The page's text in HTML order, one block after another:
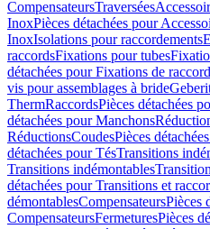
CompensateursTraversées
InoxPièces détachées pour
InoxIsolations pour raccordements
raccordsFixations pour tubes
détachées pour Fixations de
vis pour assemblages à bride
ThermRaccordsPièces détachées
détachées pour Manchons
RéductionsCoudesPièces
détachées pour TésTransitions
Transitions indémontables
détachées pour Transitions et
démontablesCompensateursPièces
CompensateursFermeturesPièces